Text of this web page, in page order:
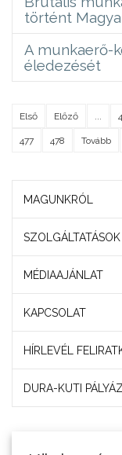
történt
A munkaerő-
éledezését
Első Előző
477 478 Tovább
MAGUNKRÓL
SZOLGÁLTATÁSOK
MÉDIAAJÁNLAT
KAPCSOLAT
HÍRLEVÉL
DURA-KUTI